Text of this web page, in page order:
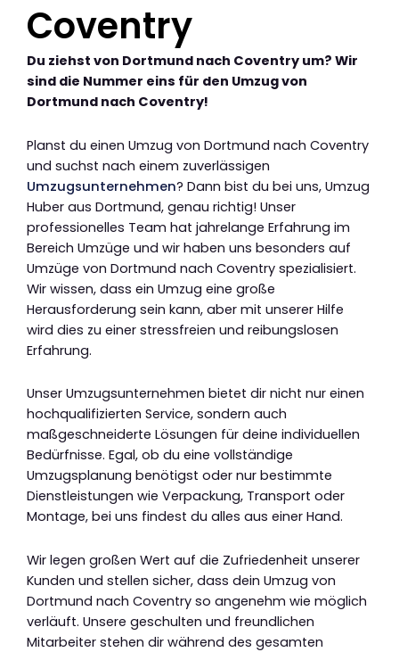
Coventry
Du ziehst von Dortmund nach Coventry um? Wir
sind die Nummer eins für den Umzug von
Dortmund nach Coventry!
Planst du einen Umzug von Dortmund nach Coventry
und suchst nach einem zuverlässigen
Umzugsunternehmen? Dann bist du bei uns, Umzug
Huber aus Dortmund, genau richtig! Unser
professionelles Team hat jahrelange Erfahrung im
Bereich Umzüge und wir haben uns besonders auf
Umzüge von Dortmund nach Coventry spezialisiert.
Wir wissen, dass ein Umzug eine große
Herausforderung sein kann, aber mit unserer Hilfe
wird dies zu einer stressfreien und reibungslosen
Erfahrung.
Unser Umzugsunternehmen bietet dir nicht nur einen
hochqualifizierten Service, sondern auch
maßgeschneiderte Lösungen für deine individuellen
Bedürfnisse. Egal, ob du eine vollständige
Umzugsplanung benötigst oder nur bestimmte
Dienstleistungen wie Verpackung, Transport oder
Montage, bei uns findest du alles aus einer Hand.
Wir legen großen Wert auf die Zufriedenheit unserer
Kunden und stellen sicher, dass dein Umzug von
Dortmund nach Coventry so angenehm wie möglich
verläuft. Unsere geschulten und freundlichen
Mitarbeiter stehen dir während des gesamten